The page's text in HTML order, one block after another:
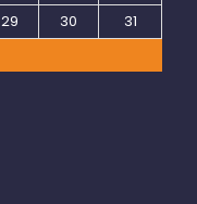
29 30 31